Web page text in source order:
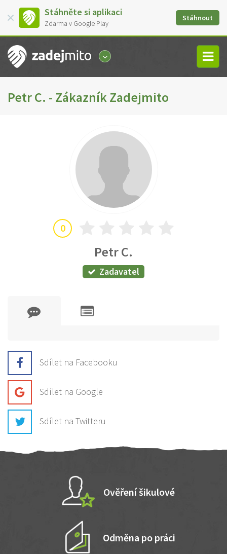
Stáhněte si aplikaci
Zdarma v Google Play
Stáhnout
Petr C. - Zákazník Zadejmito
0
Petr C.
Zadavatel
Sdílet na Facebooku
Sdílet na Google
Sdílet na Twitteru
Ověření šikulové
Odměna po práci